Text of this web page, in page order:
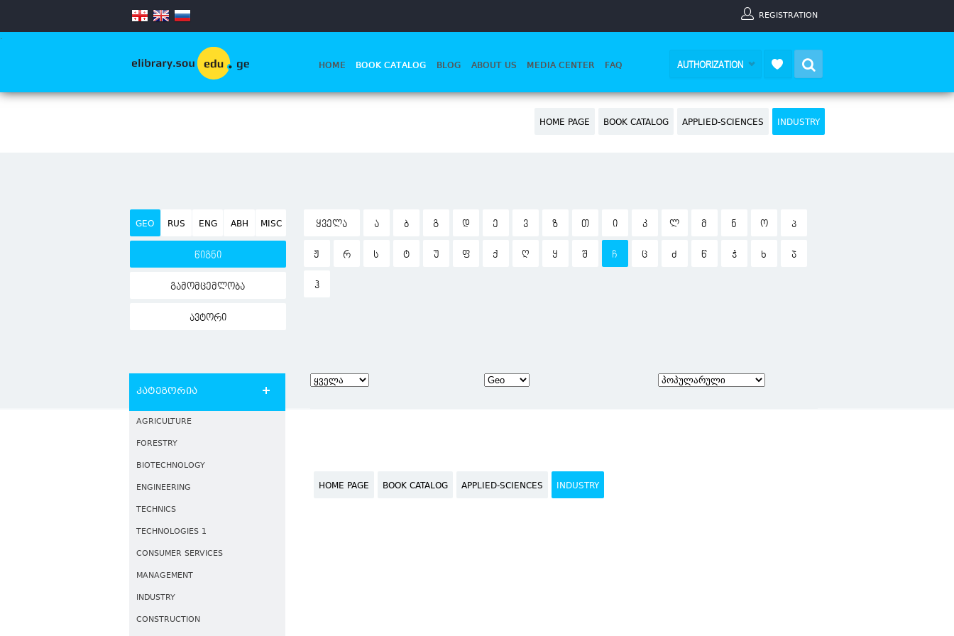
REGISTRATION
.
HOME BOOK CATALOG BLOG ABOUT US MEDIA CENTER FAQ AUTHORIZATION
HOME PAGE BOOK CATALOG APPLIED-SCIENCES INDUSTRY
GEO RUS ENG ABH MISC
წიგნი
გამომცემლობა
ავტორი
ᲧᲕᲔᲚᲐ Ა Ბ Გ Დ Ე Ვ Ზ Თ Ი Კ Ლ Მ Ნ Ო Პ
Ჟ Რ Ს Ტ Უ Ფ Ქ Ღ Ყ Შ Ჩ Ც Ძ Წ Ჭ Ხ Ჯ
Ჰ
კატეგორია
AGRICULTURE
FORESTRY
BIOTECHNOLOGY
ENGINEERING
TECHNICS
TECHNOLOGIES 1
CONSUMER SERVICES
MANAGEMENT
INDUSTRY
CONSTRUCTION
HOME PAGE BOOK CATALOG APPLIED-SCIENCES INDUSTRY